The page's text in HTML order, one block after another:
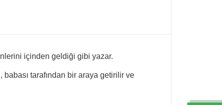
içinden geldiği gibi yazar.
babası tarafından bir araya getirilir ve